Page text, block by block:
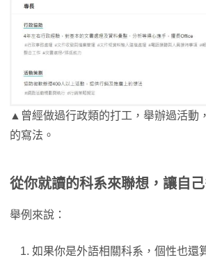
▲曾經做過行政類的打工，舉辦過活動
的寫法。
從你就讀的科系來聯想，讓自
舉例來說：
如果你是外語相關科系，個性也還